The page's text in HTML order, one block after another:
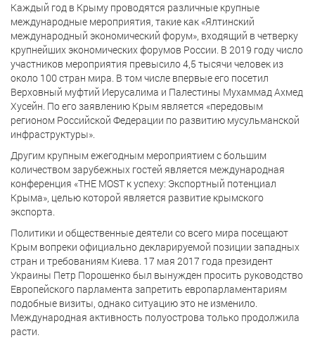
Каждый год в Крыму проводятся различные крупные
международные мероприятия, такие как «Ялтинский
международный экономический форум», входящий в четверку
крупнейших экономических форумов России. В 2019 году число
участников мероприятия превысило 4,5 тысячи человек из
около 100 стран мира. В том числе впервые его посетил
Верховный муфтий Иерусалима и Палестины Мухаммад Ахмед
Хусейн. По его заявлению Крым является «передовым
регионом Российской Федерации по развитию мусульманской
инфраструктуры».
Другим крупным ежегодным мероприятием с большим
количеством зарубежных гостей является международная
конференция «THE MOST к успеху: Экспортный потенциал
Крыма», целью которой является развитие крымского
экспорта.
Политики и общественные деятели со всего мира посещают
Крым вопреки официально декларируемой позиции западных
стран и требованиям Киева. 17 мая 2017 года президент
Украины Петр Порошенко был вынужден просить руководство
Европейского парламента запретить европарламентариям
подобные визиты, однако ситуацию это не изменило.
Международная активность полуострова только продолжила
расти.